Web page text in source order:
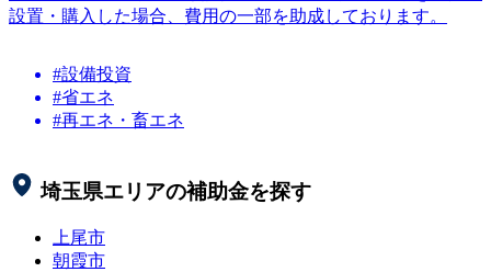
設置・購入した場合、費用の一部を助成しております。
#設備投資
#省エネ
#再エネ・畜エネ
埼玉県エリアの補助金を探す
上尾市
朝霞市